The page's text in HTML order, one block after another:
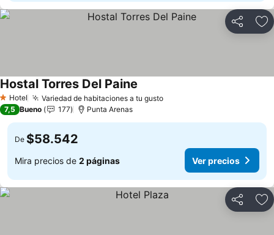
Compartir
1 Estrellas
Hotel Variedad de habitaciones a tu gustoVer precios
Hostal Torres Del Paine
7,5 Bueno 177 Punta Arenas
De $58.542
Mira precios de 2 páginas Ver precios
Compartir